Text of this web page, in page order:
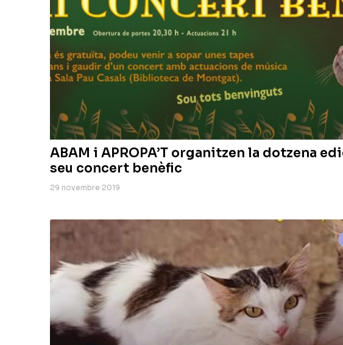
ABAM i APROPA’T organitzen la dotzena
seu concert benèfic
29 novembre 2019